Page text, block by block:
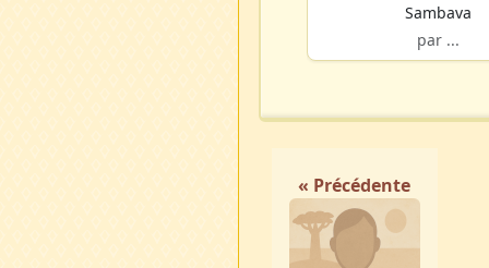
Sambava
par ...
« Précédente